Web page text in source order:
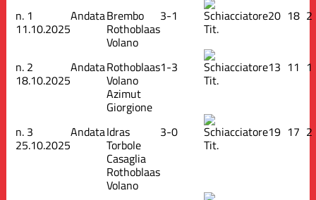
n. 1
11.10.2025
AndataBrembo
Rothoblaas
Volano
3-1
Tit.
20 18 2
n. 2
18.10.2025
AndataRothoblaas
Volano
Azimut
Giorgione
1-3
Tit.
13 11 1
n. 3
25.10.2025
AndataIdras
Torbole
Casaglia
Rothoblaas
Volano
3-0
Tit.
19 17 2